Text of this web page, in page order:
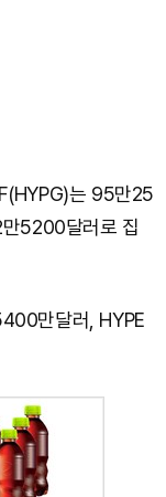
는 95만25
5200달러로 집
만달러, HYPE